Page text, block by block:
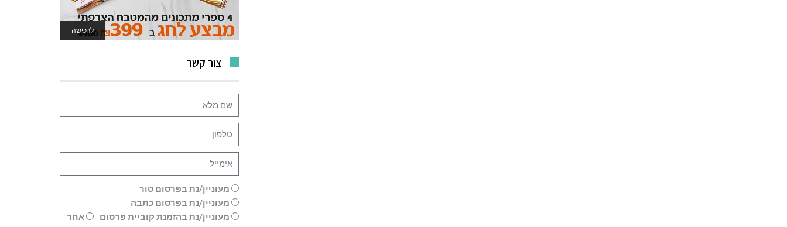
לרכישה
לאתר המשחקים
צור קשר
מעוניין/נת בפרסום טור
מעוניין/נת בפרסום כתבה
מעוניין/נת בהזמנת קוביית פרסום
אחר